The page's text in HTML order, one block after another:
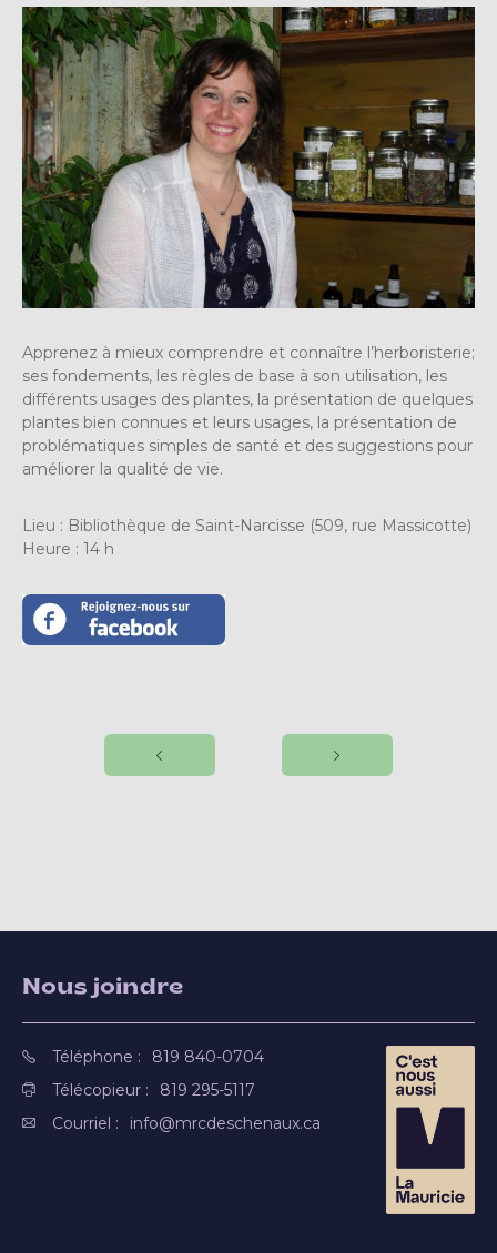
Apprenez à mieux comprendre et connaître l’herboristerie;
ses fondements, les règles de base à son utilisation, les
différents usages des plantes, la présentation de quelques
plantes bien connues et leurs usages, la présentation de
problématiques simples de santé et des suggestions pour
améliorer la qualité de vie.
Lieu : Bibliothèque de Saint-Narcisse (509, rue Massicotte)
Heure : 14 h
Nous joindre
Téléphone :
819 840-0704
Télécopieur :
819 295-5117
Courriel :
info@mrcdeschenaux.ca